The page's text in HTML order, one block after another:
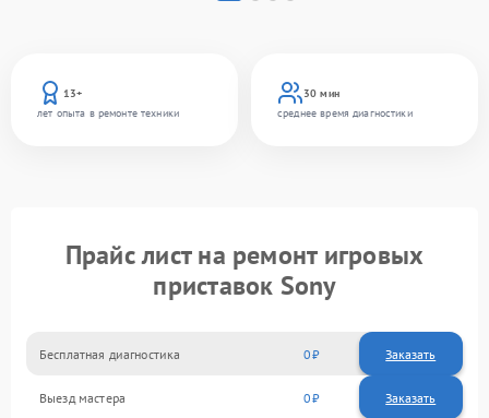
13+
лет опыта в ремонте техники
30 мин
среднее время диагностики
Прайс лист на ремонт игровых
приставок Sony
Бесплатная диагностика 0 Заказать
Выезд мастера 0 Заказать